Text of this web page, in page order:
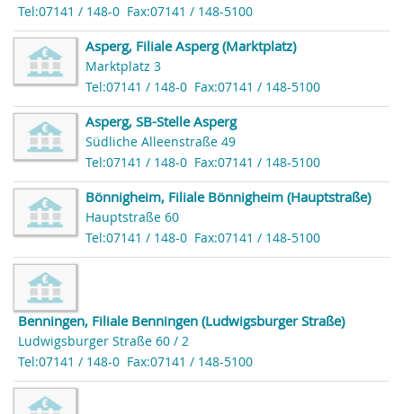
Tel:07141 / 148-0 Fax:07141 / 148-5100
Asperg, Filiale Asperg (Marktplatz)
Marktplatz 3
Tel:07141 / 148-0 Fax:07141 / 148-5100
Asperg, SB-Stelle Asperg
Südliche Alleenstraße 49
Tel:07141 / 148-0 Fax:07141 / 148-5100
Bönnigheim, Filiale Bönnigheim (Hauptstraße)
Hauptstraße 60
Tel:07141 / 148-0 Fax:07141 / 148-5100
Benningen, Filiale Benningen (Ludwigsburger Straße)
Ludwigsburger Straße 60 / 2
Tel:07141 / 148-0 Fax:07141 / 148-5100